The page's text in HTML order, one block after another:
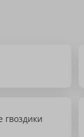
гвоздики